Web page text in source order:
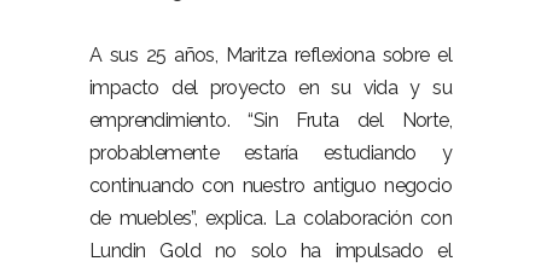
A sus 25 años, Maritza reflexiona sobre el
impacto del proyecto en su vida y su
emprendimiento. “Sin Fruta del Norte,
probablemente estaría estudiando y
continuando con nuestro antiguo negocio
de muebles”, explica. La colaboración con
Lundin Gold no solo ha impulsado el